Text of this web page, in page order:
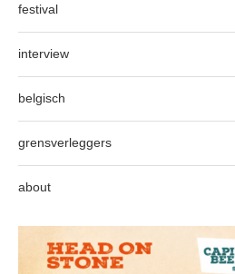
festival
interview
belgisch
grensverleggers
about